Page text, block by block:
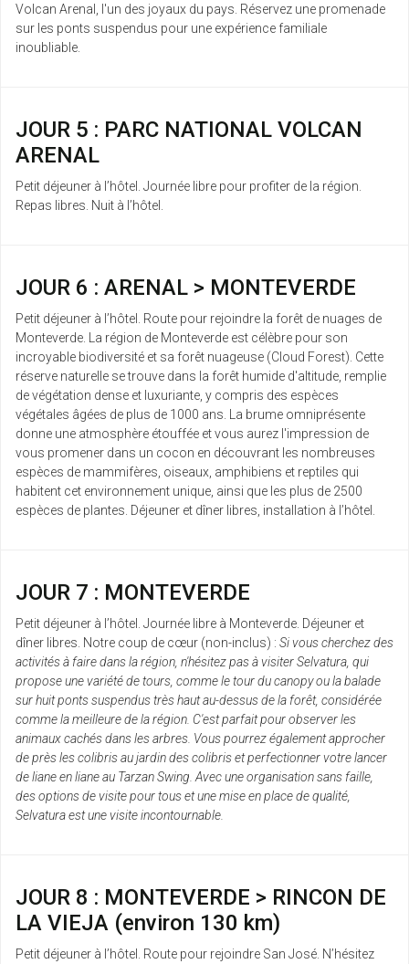
Volcan Arenal, l'un des joyaux du pays. Réservez une promenade
sur les ponts suspendus pour une expérience familiale
inoubliable.
JOUR 5 : PARC NATIONAL VOLCAN
ARENAL
Petit déjeuner à l’hôtel. Journée libre pour profiter de la région.
Repas libres. Nuit à l’hôtel.
JOUR 6 : ARENAL > MONTEVERDE
Petit déjeuner à l’hôtel. Route pour rejoindre la forêt de nuages de
Monteverde. La région de Monteverde est célèbre pour son
incroyable biodiversité et sa forêt nuageuse (Cloud Forest). Cette
réserve naturelle se trouve dans la forêt humide d'altitude, remplie
de végétation dense et luxuriante, y compris des espèces
végétales âgées de plus de 1000 ans. La brume omniprésente
donne une atmosphère étouffée et vous aurez l'impression de
vous promener dans un cocon en découvrant les nombreuses
espèces de mammifères, oiseaux, amphibiens et reptiles qui
habitent cet environnement unique, ainsi que les plus de 2500
espèces de plantes. Déjeuner et dîner libres, installation à l’hôtel.
JOUR 7 : MONTEVERDE
Petit déjeuner à l’hôtel. Journée libre à Monteverde. Déjeuner et
dîner libres. Notre coup de cœur (non-inclus) : Si vous cherchez des
activités à faire dans la région, n'hésitez pas à visiter Selvatura, qui
propose une variété de tours, comme le tour du canopy ou la balade
sur huit ponts suspendus très haut au-dessus de la forêt, considérée
comme la meilleure de la région. C'est parfait pour observer les
animaux cachés dans les arbres. Vous pourrez également approcher
de près les colibris au jardin des colibris et perfectionner votre lancer
de liane en liane au Tarzan Swing. Avec une organisation sans faille,
des options de visite pour tous et une mise en place de qualité,
Selvatura est une visite incontournable.
JOUR 8 : MONTEVERDE > RINCON DE
LA VIEJA (environ 130 km)
Petit déjeuner à l’hôtel. Route pour rejoindre San José. N’hésitez